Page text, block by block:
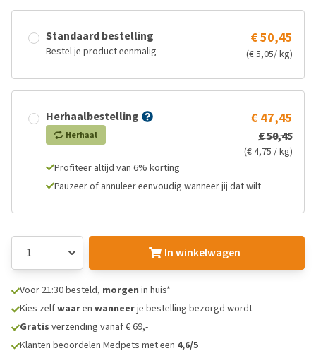
Standaard bestelling
Bestel je product eenmalig
€ 50,45
(€ 5,05/ kg)
Herhaalbestelling
Herhaal
€ 47,45
€ 50,45
(€ 4,75 / kg)
Profiteer altijd van 6% korting
Pauzeer of annuleer eenvoudig wanneer jij dat wilt
In winkelwagen
Voor 21:30 besteld, morgen in huis*
Kies zelfwaaren wanneerje bestelling bezorgd wordt
Gratis verzending vanaf € 69,-
Klanten beoordelen Medpets met een 4,6/5